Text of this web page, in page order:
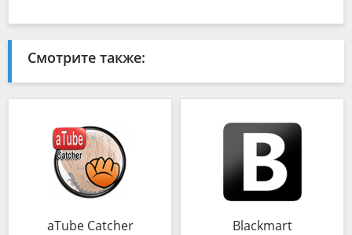
Смотрите также:
aTube Catcher Blackmart